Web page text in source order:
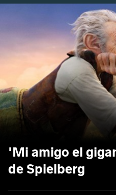
'Mi amigo el
de Spielberg